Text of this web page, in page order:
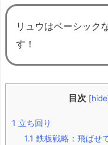
リュウはベーシック
す！
目次 [hide
1 立ち回り
1.1 鉄板戦略：飛ばせ